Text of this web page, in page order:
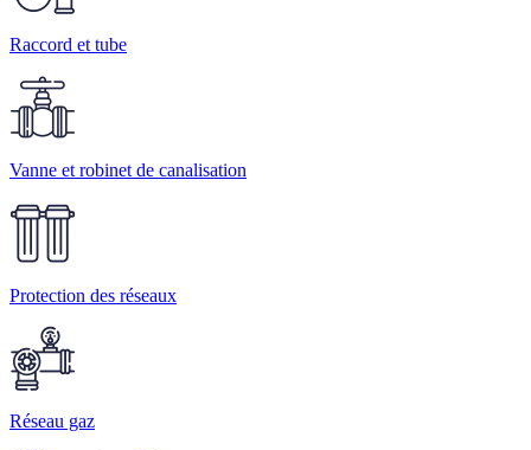
Raccord et tube
Vanne et robinet de canalisation
Protection des réseaux
Réseau gaz